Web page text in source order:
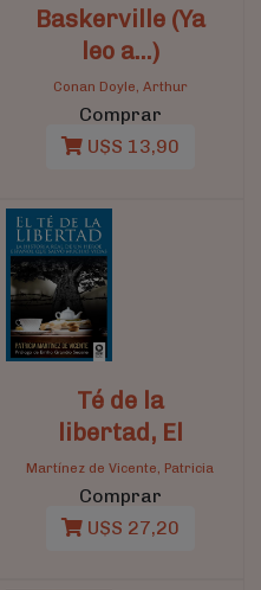
Baskerville (Ya
leo a…)
Conan Doyle, Arthur
Comprar
U$S 13,90
Té de la
libertad, El
Martínez de Vicente, Patricia
Comprar
U$S 27,20